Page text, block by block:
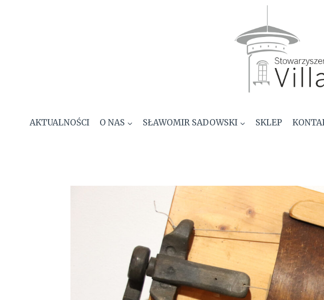
AKTUALNOŚCI O NAS SŁAWOMIR SADOWSKI SKLEP